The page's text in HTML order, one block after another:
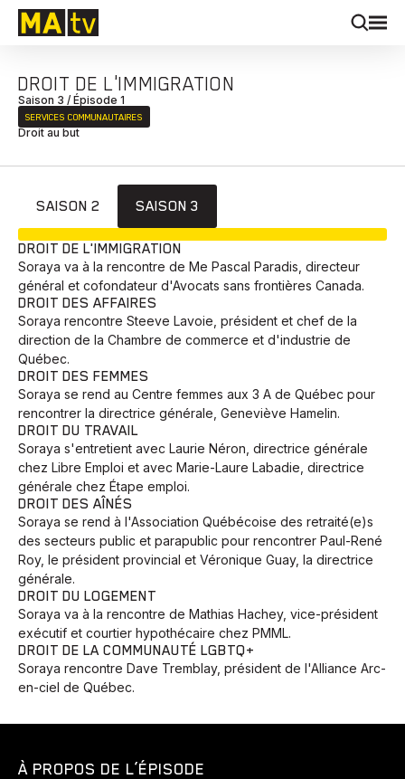
DROIT DE L'IMMIGRATION
Saison 3 / Épisode 1
SERVICES COMMUNAUTAIRES
Droit au but
SAISON 2
SAISON 3
DROIT DE L'IMMIGRATION
Soraya va à la rencontre de Me Pascal Paradis, directeur
général et cofondateur d'Avocats sans frontières Canada.
DROIT DES AFFAIRES
Soraya rencontre Steeve Lavoie, président et chef de la
direction de la Chambre de commerce et d'industrie de
Québec.
DROIT DES FEMMES
Soraya se rend au Centre femmes aux 3 A de Québec pour
rencontrer la directrice générale, Geneviève Hamelin.
DROIT DU TRAVAIL
Soraya s'entretient avec Laurie Néron, directrice générale
chez Libre Emploi et avec Marie-Laure Labadie, directrice
générale chez Étape emploi.
DROIT DES AÎNÉS
Soraya se rend à l'Association Québécoise des retraité(e)s
des secteurs public et parapublic pour rencontrer Paul-René
Roy, le président provincial et Véronique Guay, la directrice
générale.
DROIT DU LOGEMENT
Soraya va à la rencontre de Mathias Hachey, vice-président
exécutif et courtier hypothécaire chez PMML.
DROIT DE LA COMMUNAUTÉ LGBTQ+
Soraya rencontre Dave Tremblay, président de l'Alliance Arc-
en-ciel de Québec.
À PROPOS DE L’ÉPISODE